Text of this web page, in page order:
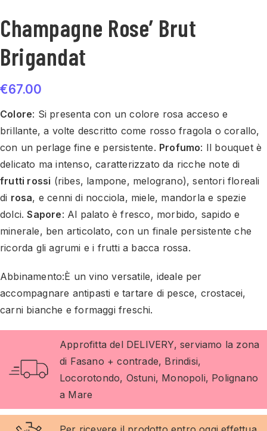
Champagne Rose’ Brut
Brigandat
€67.00
Colore: Si presenta con un colore rosa acceso e
brillante, a volte descritto come rosso fragola o corallo,
con un perlage fine e persistente. Profumo: Il bouquet è
delicato ma intenso, caratterizzato da ricche note di
frutti rossi (ribes, lampone, melograno), sentori floreali
di rosa, e cenni di nocciola, miele, mandorla e spezie
dolci.Sapore: Al palato è fresco, morbido, sapido e
minerale, ben articolato, con un finale persistente che
ricorda gli agrumi e i frutti a bacca rossa.
Abbinamento:È un vino versatile, ideale per
accompagnare antipasti e tartare di pesce, crostacei,
carni bianche e formaggi freschi.
Approfitta del DELIVERY, serviamo la zona
di Fasano + contrade, Brindisi,
Locorotondo, Ostuni, Monopoli, Polignano
a Mare